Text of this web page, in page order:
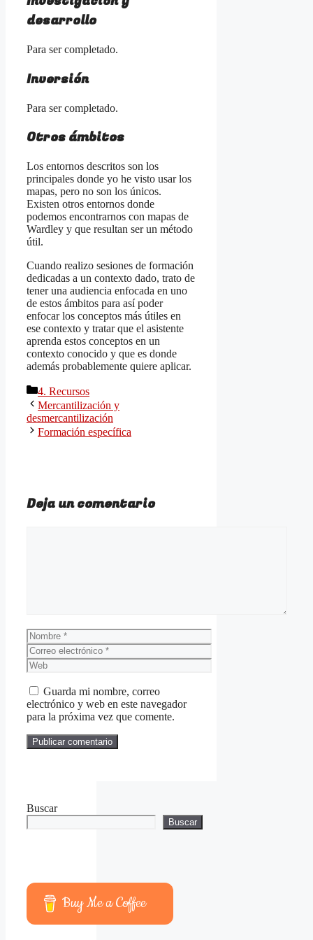
desarrollo
Para ser completado.
Inversión
Para ser completado.
Otros ámbitos
Los entornos descritos son los
principales donde yo he visto usar los
mapas, pero no son los únicos.
Existen otros entornos donde
podemos encontrarnos con mapas de
Wardley y que resultan ser un método
útil.
Cuando realizo sesiones de formación
dedicadas a un contexto dado, trato de
tener una audiencia enfocada en uno
de estos ámbitos para así poder
enfocar los conceptos más útiles en
ese contexto y tratar que el asistente
aprenda estos conceptos en un
contexto conocido y que es donde
además probablemente quiere aplicar.
Categorías
4. Recursos
Mercantilización y
desmercantilización
Formación específica
Deja un comentario
Nombre
Correo
electrónico
Web
Guarda mi nombre, correo
electrónico y web en este navegador
para la próxima vez que comente.
Buscar
Buscar
Buy Me a Coffee